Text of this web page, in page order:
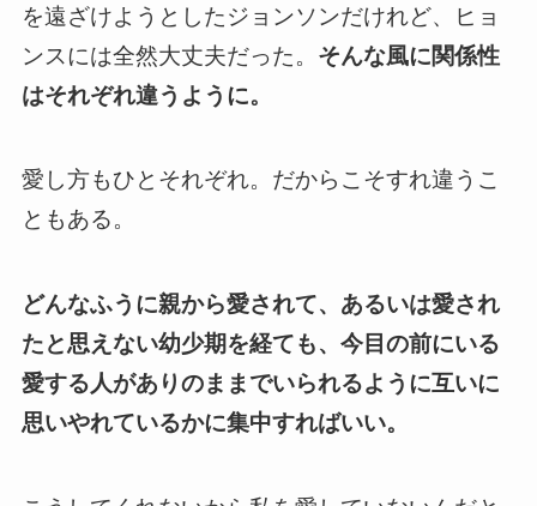
を遠ざけようとしたジョンソンだけれど、ヒョ
ンスには全然大丈夫だった。 そんな風に関係性
はそれぞれ違うように。
愛し方もひとそれぞれ。 だからこそすれ違うこ
ともある。
どんなふうに親から愛されて、あるいは愛され
たと思えない幼少期を経ても、今目の前にいる
愛する人がありのままでいられるように互いに
思いやれているかに集中すればいい。